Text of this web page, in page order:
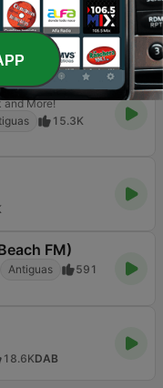
樂
89.5 FM
and More!
15.3K
FM)
Antiguas
591
18.6KDAB